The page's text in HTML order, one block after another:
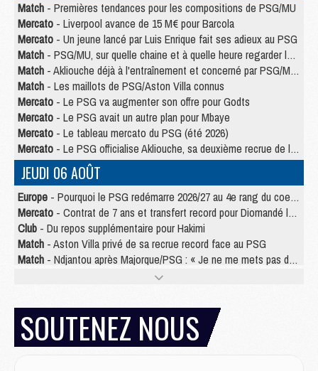
Match - Premières tendances pour les compositions de PSG/MU
Mercato - Liverpool avance de 15 M€ pour Barcola
Mercato - Un jeune lancé par Luis Enrique fait ses adieux au PSG
Match - PSG/MU, sur quelle chaine et à quelle heure regarder le match ?
Match - Akliouche déjà à l'entraînement et concerné par PSG/MU ?
Match - Les maillots de PSG/Aston Villa connus
Mercato - Le PSG va augmenter son offre pour Godts
Mercato - Le PSG avait un autre plan pour Mbaye
Mercato - Le tableau mercato du PSG (été 2026)
Mercato - Le PSG officialise Akliouche, sa deuxième recrue de l’été
JEUDI 06 AOÛT
Europe - Pourquoi le PSG redémarre 2026/27 au 4e rang du coefficient UEFA
Mercato - Contrat de 7 ans et transfert record pour Diomandé loin du PSG
Club - Du repos supplémentaire pour Hakimi
Match - Aston Villa privé de sa recrue record face au PSG
Match - Ndjantou après Majorque/PSG : « Je ne me mets pas de plafond »
- La deuxième recrue du PSG arrive
Match- Rafel Pol « touché » par l'hommage reçu avant Majorque/PSG
Match- Majorque/PSG (3-0), les performances individuelles
Match- Luis Enrique : « On attend le retour de nos internationaux »
SOUTENEZ NOUS